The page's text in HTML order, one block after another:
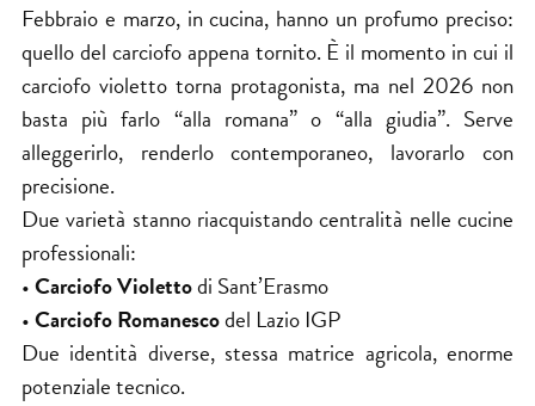
Febbraio e marzo, in cucina, hanno un profumo preciso:
quello del carciofo appena tornito. È il momento in cui il
carciofo violetto torna protagonista, ma nel 2026 non
basta più farlo “alla romana” o “alla giudia”. Serve
alleggerirlo, renderlo contemporaneo, lavorarlo con
precisione.
Due varietà stanno riacquistando centralità nelle cucine
professionali:
•Carciofo Violettodi Sant’Erasmo
•Carciofo Romanescodel Lazio IGP
Due identità diverse, stessa matrice agricola, enorme
potenziale tecnico.